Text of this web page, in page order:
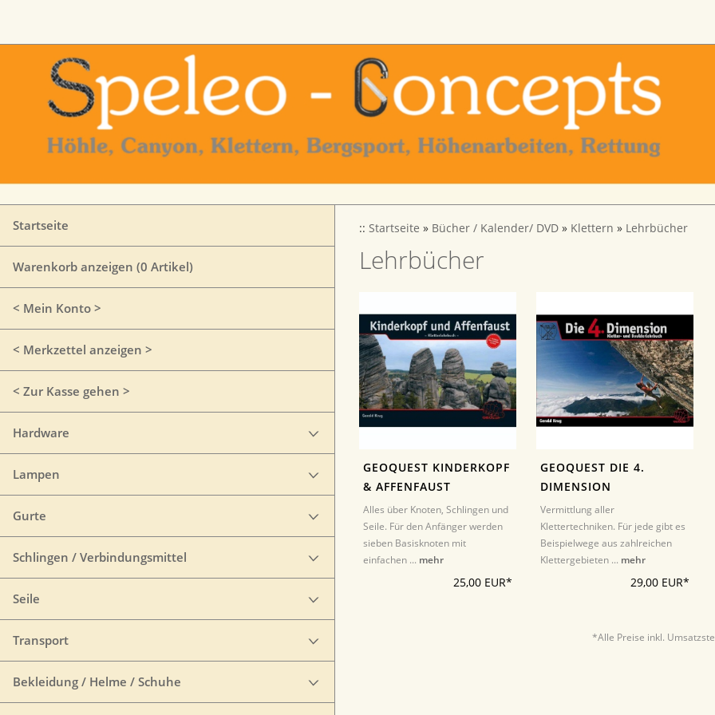
Startseite
Warenkorb anzeigen (0 Artikel)
< Mein Konto >
< Merkzettel anzeigen >
< Zur Kasse gehen >
Hardware
Lampen
Gurte
Schlingen / Verbindungsmittel
Seile
Transport
Bekleidung / Helme / Schuhe
:: Startseite » Bücher / Kalender/ DVD » Klettern » Lehrbücher
Lehrbücher
GEOQUEST KINDERKOPF
& AFFENFAUST
Alles über Knoten, Schlingen und
Seile. Für den Anfänger werden
sieben Basisknoten mit
einfachen ... mehr
25,00 EUR*
GEOQUEST DIE 4.
DIMENSION
Vermittlung aller
Klettertechniken. Für jede gibt es
Beispielwege aus zahlreichen
Klettergebieten ... mehr
29,00 EUR*
*Alle Preise inkl.